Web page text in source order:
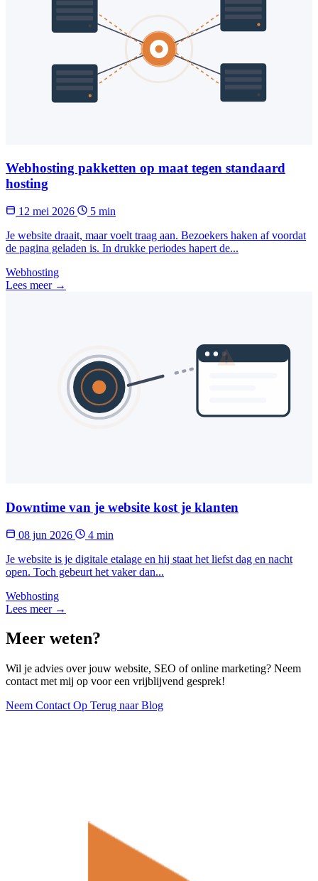
Webhosting pakketten op maat tegen standaard
hosting
12 mei 2026
5 min
Je website draait, maar voelt traag aan. Bezoekers haken af voordat
de pagina geladen is. In drukke periodes hapert de...
Webhosting
Lees meer →
Downtime van je website kost je klanten
08 jun 2026
4 min
Je website is je digitale etalage en hij staat het liefst dag en nacht
open. Toch gebeurt het vaker dan...
Webhosting
Lees meer →
Meer weten?
Wil je advies over jouw website, SEO of online marketing? Neem
contact met mij op voor een vrijblijvend gesprek!
Neem Contact Op Terug naar Blog